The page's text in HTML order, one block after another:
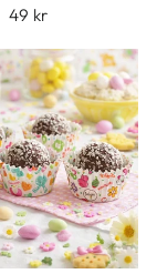
49 kr